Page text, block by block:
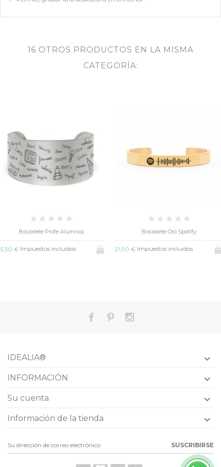
16 OTROS PRODUCTOS EN LA MISMA
CATEGORÍA:
Brazalete Profe Alumnos
€Impuestos incluidos
Brazalete Oro Spotify
21,90 € Impuestos incluidos
IDEALIA® 
INFORMACIÓN 
Su cuenta 
Información de la tienda 
SUSCRIBIRSE